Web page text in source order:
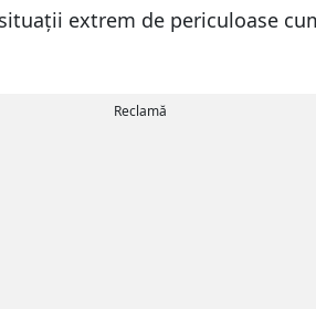
extrem de periculoase
Reclamă